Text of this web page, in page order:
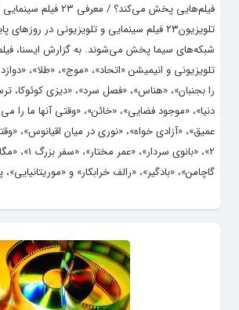
فیلم‌هایی پخش می‌کند؟ / معرفی
تلویزیون۲۳ فیلم سینمایی و تلویزیونی در
شبکه‌های سیما پخش می‌شوند. به گزارش ایسنا،
تلویزیونی و انیمیشن «اتحاد»، «موج»، «طلا»،
را بجنبان»، «هناس»، «فصل سرد»، «دیزی کوئوکا،
عمیق»، «آزادی خواه»، «نوری در میان اقیانوس»،
۲»، «بانوی
گاچامن»، «بادگیر»، «رالف خرابکار» و